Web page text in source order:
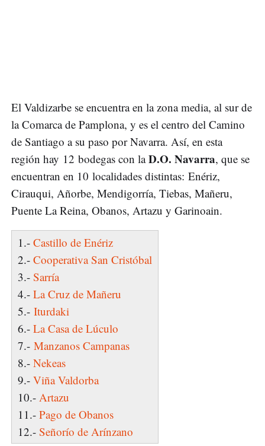
El Valdizarbe se encuentra en la zona media, al sur de
la Comarca de Pamplona, y es el centro del Camino
de Santiago a su paso por Navarra. Así, en esta
región hay 12 bodegas con laD.O. Navarra, que se
encuentran en 10 localidades distintas: Enériz,
Cirauqui, Añorbe, Mendigorría, Tiebas, Mañeru,
Puente La Reina, Obanos, Artazu y Garinoain.
1.- Castillo de Enériz
2.- Cooperativa San Cristóbal
3.- Sarría
4.- La Cruz de Mañeru
5.- Iturdaki
6.- La Casa de Lúculo
7.- Manzanos Campanas
8.- Nekeas
9.- Viña Valdorba
10.- Artazu
11.- Pago de Obanos
12.- Señorío de Arínzano